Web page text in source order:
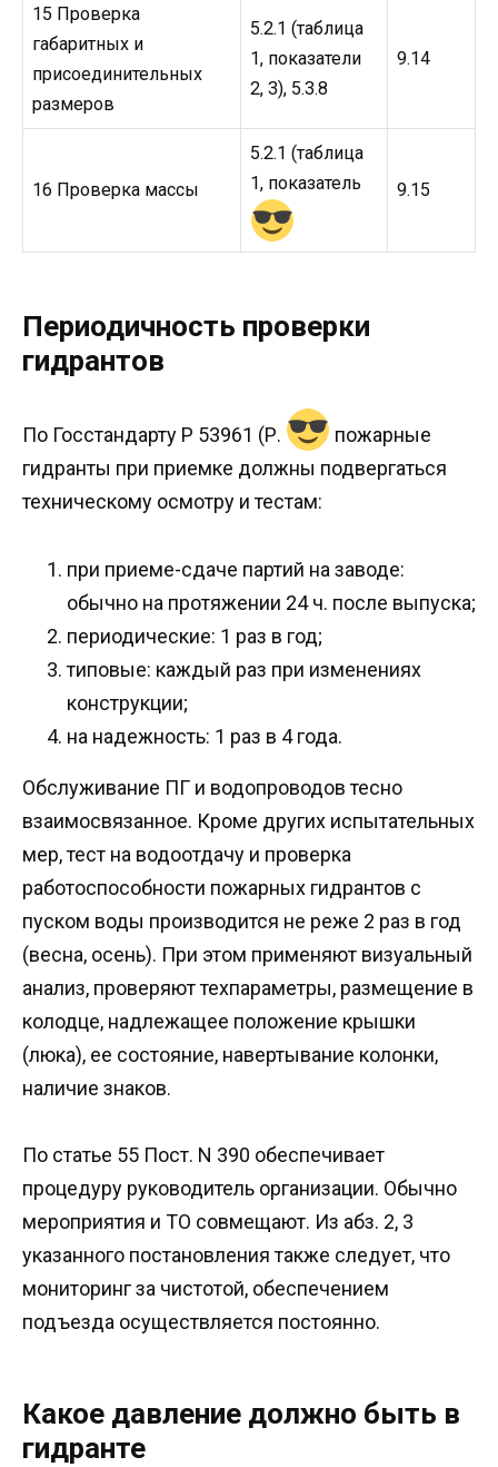
15 Проверка
габаритных и
присоединительных
размеров
5.2.1 (таблица
1, показатели
2, 3), 5.3.8
9.14
16 Проверка массы
5.2.1 (таблица
1, показатель
9.15
Периодичность проверки
гидрантов
По Госстандарту Р 53961 (Р.
пожарные
гидранты при приемке должны подвергаться
техническому осмотру и тестам:
при приеме-сдаче партий на заводе:
обычно на протяжении 24 ч. после выпуска;
периодические: 1 раз в год;
типовые: каждый раз при изменениях
конструкции;
на надежность: 1 раз в 4 года.
Обслуживание ПГ и водопроводов тесно
взаимосвязанное. Кроме других испытательных
мер, тест на водоотдачу и проверка
работоспособности пожарных гидрантов с
пуском воды производится не реже 2 раз в год
(весна, осень). При этом применяют визуальный
анализ, проверяют техпараметры, размещение в
колодце, надлежащее положение крышки
(люка), ее состояние, навертывание колонки,
наличие знаков.
По статье 55 Пост. N 390 обеспечивает
процедуру руководитель организации. Обычно
мероприятия и ТО совмещают. Из абз. 2, 3
указанного постановления также следует, что
мониторинг за чистотой, обеспечением
подъезда осуществляется постоянно.
Какое давление должно быть в
гидранте